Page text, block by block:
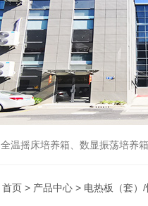
全温摇床培养箱、数显振荡培养
首页 > 产品中心 > 电热板（套）